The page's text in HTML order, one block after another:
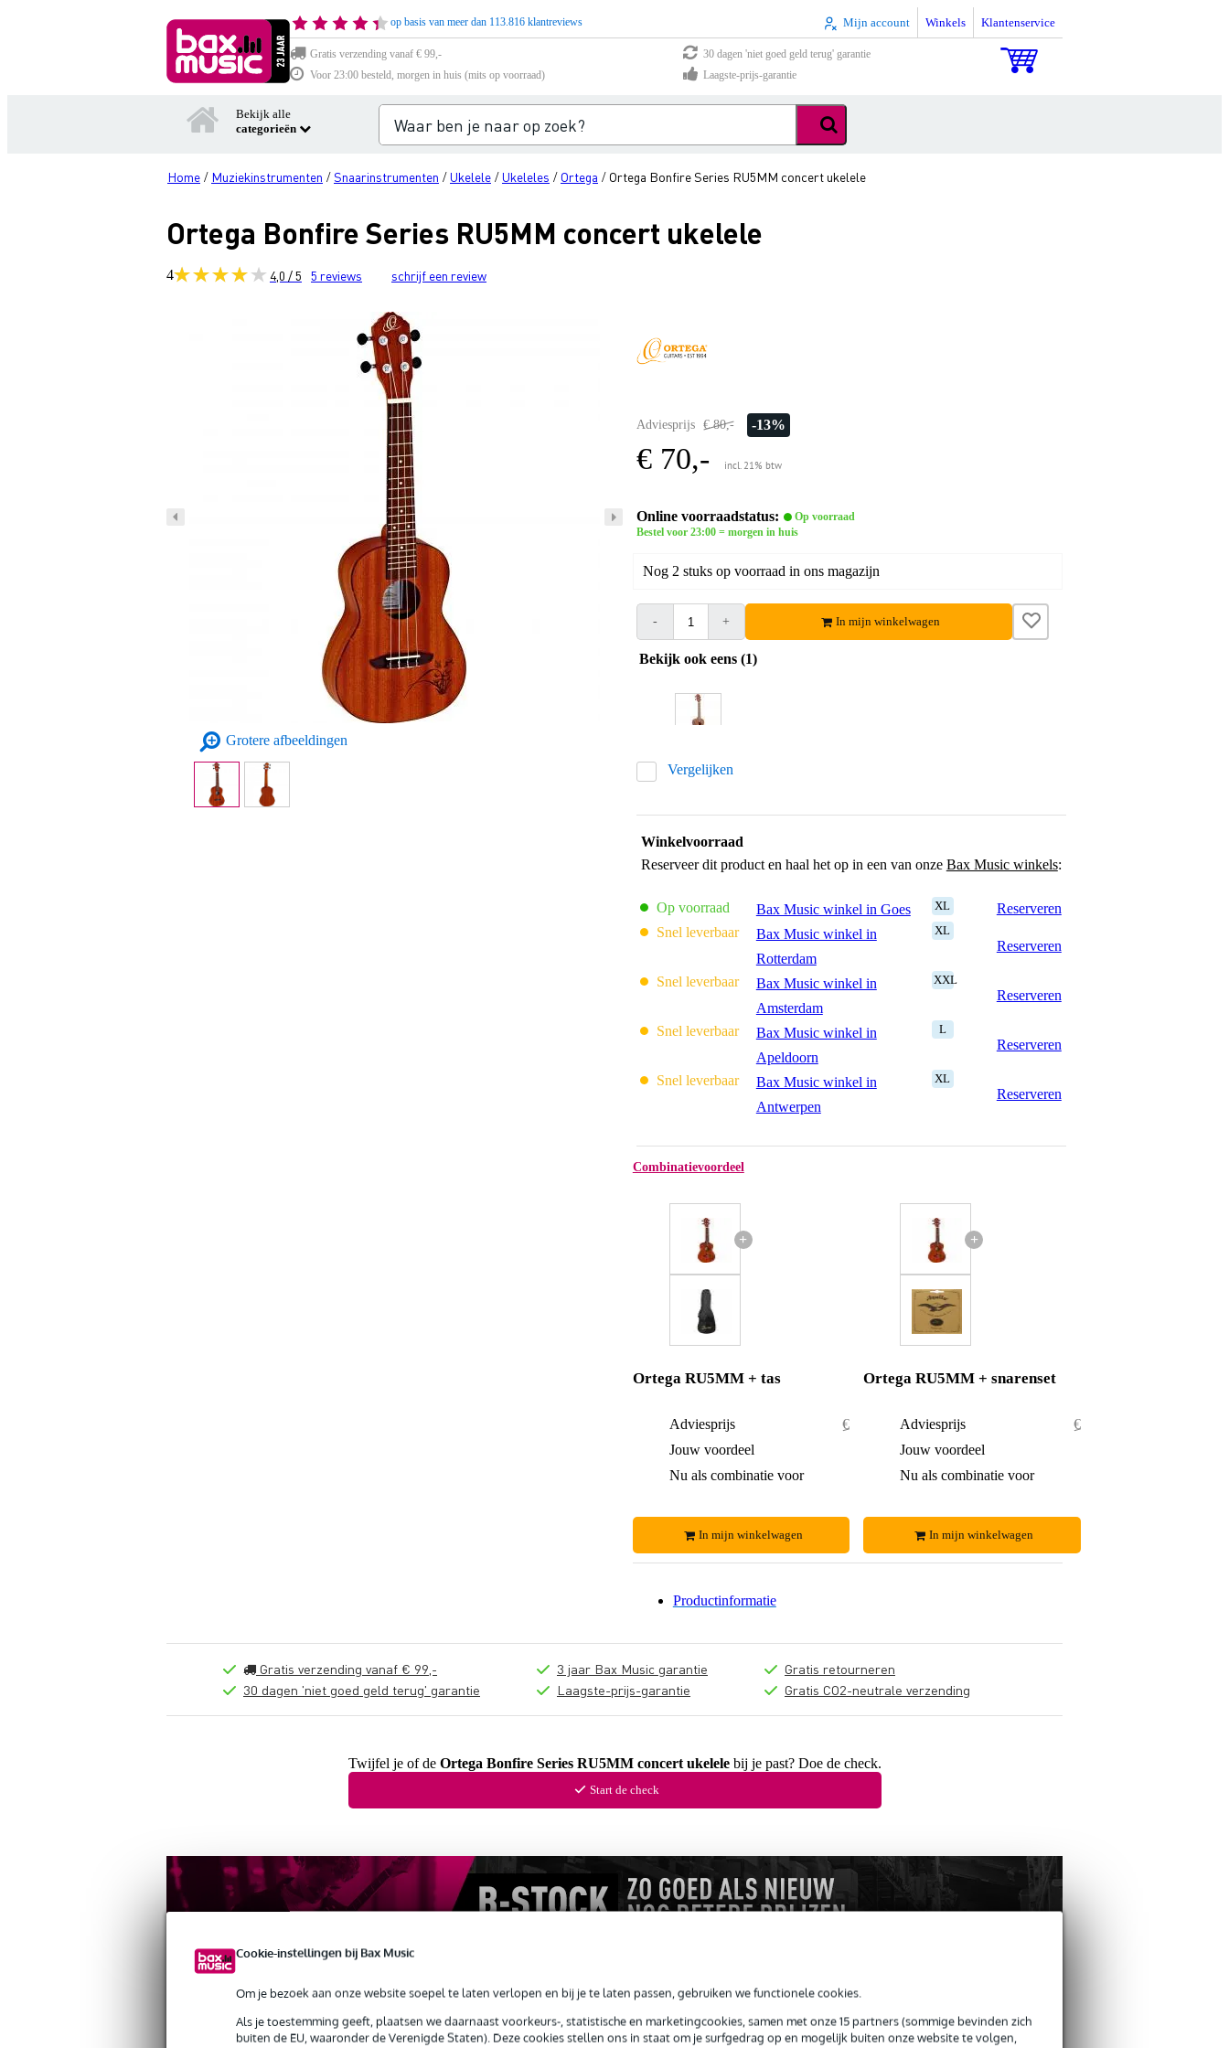
Cookie-instellingen bij Bax Music
Om je bezoek aan onze website soepel te laten verlopen en bij je te laten passen, gebruiken we functionele cookies.
Als je toestemming geeft, plaatsen we daarnaast voorkeurs-, statistische en marketingcookies, samen met onze 15 partners (sommige bevinden zich
buiten de EU, waaronder de Verenigde Staten). Deze cookies stellen ons in staat om je surfgedrag op en mogelijk buiten onze website te volgen,
op basis van meer dan 113.816 klantreviews Mijn account Winkels Klantenservice
Gratis verzending vanaf € 99,-
30 dagen 'niet goed geld terug' garantie
Voor 23:00 besteld, morgen in huis (mits op voorraad)
Laagste-prijs-garantie
Bekijk alle
categorieën
Home / Muziekinstrumenten /Snaarinstrumenten /Ukelele /Ukeleles / Ortega / Ortega Bonfire Series RU5MM concert ukelele
Ortega Bonfire Series RU5MM concert ukelele
4 4,0 / 5 5 reviews schrijf een review
Grotere afbeeldingen
Adviesprijs € 80,- -13%
€ 70,- incl. 21% btw
Online voorraadstatus:
Op voorraad
Bestel voor 23:00 = morgen in huis
Nog 2 stuks op voorraad in ons magazijn
- + In mijn winkelwagen
Bekijk ook eens (1)
Vergelijken
Winkelvoorraad
Reserveer dit product en haal het op in een van onze Bax Music winkels:
Op voorraad Bax Music winkel in Goes XL
Reserveren
Snel leverbaar
Bax Music winkel in
Rotterdam
XL
Reserveren
Snel leverbaar
Bax Music winkel in
Amsterdam
XXL
Reserveren
Snel leverbaar
Bax Music winkel in
Apeldoorn
L
Reserveren
Snel leverbaar
Bax Music winkel in
Antwerpen
XL
Reserveren
Combinatievoordeel
+
Ortega RU5MM + tas
Adviesprijs
€ 76,90
Jouw voordeel
Nu als combinatie voor
In mijn winkelwagen
+
Ortega RU5MM + snarenset
Adviesprijs
€ 76,90
Jouw voordeel
Nu als combinatie voor
In mijn winkelwagen
Productinformatie
Gratis verzending vanaf € 99,-
30 dagen 'niet goed geld terug' garantie
3 jaar Bax Music garantie
Laagste-prijs-garantie
Gratis retourneren
Gratis CO2-neutrale verzending
Twijfel je of de Ortega Bonfire Series RU5MM concert ukelelebij je past? Doe de check.
Start de check
Productinformatie Reviews(5) Nieuws en items (1)
ANDEREN KOCHTEN
OOK